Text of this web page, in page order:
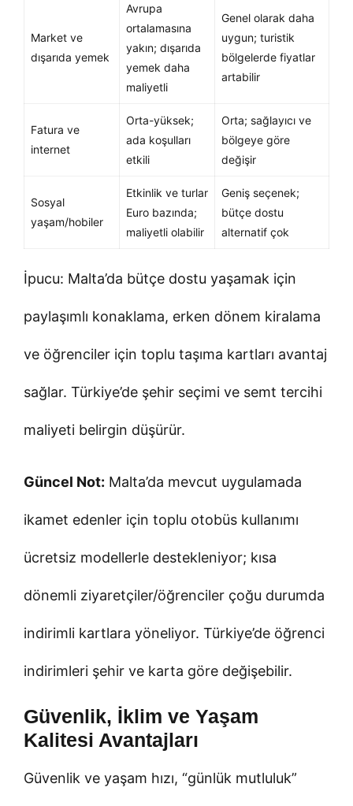
Market ve
dışarıda yemek
Avrupa
ortalamasına
yakın; dışarıda
yemek daha
maliyetli
Genel olarak daha
uygun; turistik
bölgelerde fiyatlar
artabilir
Fatura ve
internet
Orta-yüksek;
ada koşulları
etkili
Orta; sağlayıcı ve
bölgeye göre
değişir
Sosyal
yaşam/hobiler
Etkinlik ve turlar
Euro bazında;
maliyetli olabilir
Geniş seçenek;
bütçe dostu
alternatif çok
İpucu: Malta’da bütçe dostu yaşamak için
paylaşımlı konaklama, erken dönem kiralama
ve öğrenciler için toplu taşıma kartları avantaj
sağlar. Türkiye’de şehir seçimi ve semt tercihi
maliyeti belirgin düşürür.
Güncel Not: Malta’da mevcut uygulamada
ikamet edenler için toplu otobüs kullanımı
ücretsiz modellerle destekleniyor; kısa
dönemli ziyaretçiler/öğrenciler çoğu durumda
indirimli kartlara yöneliyor. Türkiye’de öğrenci
indirimleri şehir ve karta göre değişebilir.
Güvenlik, İklim ve Yaşam
Kalitesi Avantajları
Güvenlik ve yaşam hızı, “günlük mutluluk”